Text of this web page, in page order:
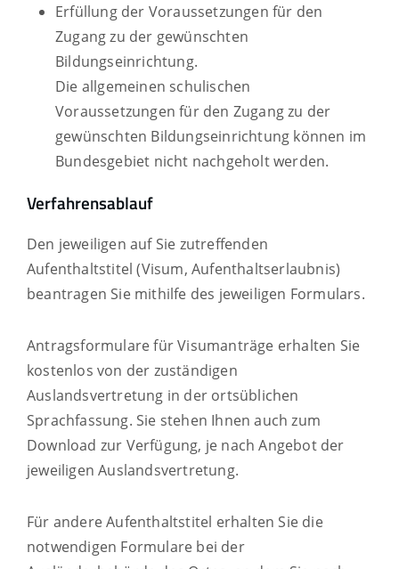
Erfüllung der Voraussetzungen für den
Zugang zu der gewünschten
Bildungseinrichtung.
Die allgemeinen schulischen
Voraussetzungen für den Zugang zu der
gewünschten Bildungseinrichtung können im
Bundesgebiet nicht nachgeholt werden.
Verfahrensablauf
Den jeweiligen auf Sie zutreffenden
Aufenthaltstitel (Visum, Aufenthaltserlaubnis)
beantragen Sie mithilfe des jeweiligen Formulars.
Antragsformulare für Visumanträge erhalten Sie
kostenlos von der zuständigen
Auslandsvertretung in der ortsüblichen
Sprachfassung. Sie stehen Ihnen auch zum
Download zur Verfügung, je nach Angebot der
jeweiligen Auslandsvertretung.
Für andere Aufenthaltstitel erhalten Sie die
notwendigen Formulare bei der